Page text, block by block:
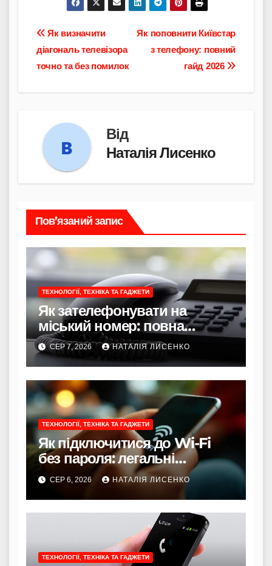
Навігація
записів
Як поповнити Київстар
з телефону: повний
гайд 2026
Як визначити
діагональ телевізора
точно та без помилок
Від
Наталія Лисенко
Пов’язаний запис
ТЕХНОЛОГІЇ, ТЕХНІКА ТА ГАДЖЕТИ
Як зателефонувати на
міський номер: повна
інструкція
СЕР 7, 2026 НАТАЛІЯ ЛИСЕНКО
ТЕХНОЛОГІЇ, ТЕХНІКА ТА ГАДЖЕТИ
Як підключитися до Wi-Fi
без пароля: легальні
способи
СЕР 6, 2026 НАТАЛІЯ ЛИСЕНКО
ТЕХНОЛОГІЇ, ТЕХНІКА ТА ГАДЖЕТИ